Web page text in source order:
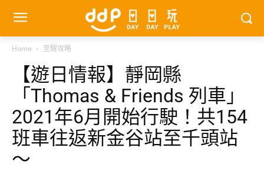
Home 至醒攻略
【遊日情報】靜岡縣
「Thomas & Friends 列車」
2021年6月開始行駛！共154
班車往返新金谷站至千頭站
～